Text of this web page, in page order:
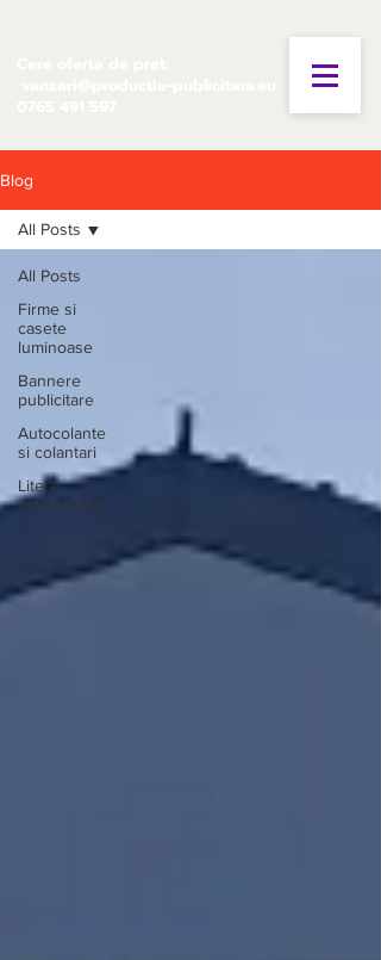
Blog
All Posts
Firme si
casete
luminoase
Bannere
publicitare
Autocolante
si colantari
Litere
volumetrice
All Posts